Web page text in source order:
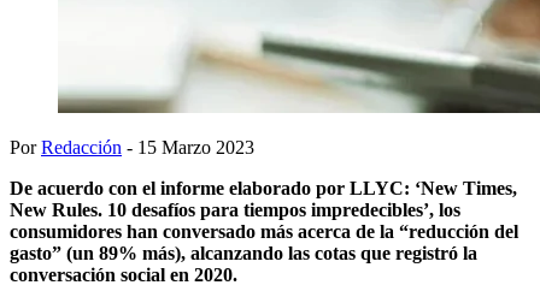
PorRedacción - 15 Marzo 2023
De acuerdo con el informe elaborado por LLYC: ‘New Times,
New Rules. 10 desafíos para tiempos impredecibles’, los
consumidores han conversado más acerca de la “reducción del
gasto” (un 89% más), alcanzando las cotas que registró la
conversación social en 2020.